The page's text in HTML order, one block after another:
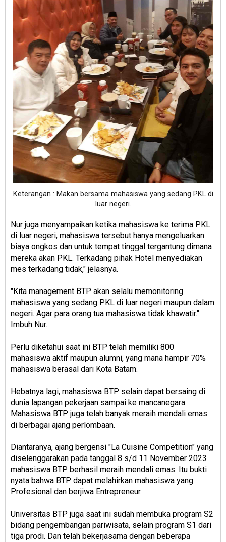
Keterangan : Makan bersama mahasiswa yang sedang PKL di
luar negeri.
Nur juga menyampaikan ketika mahasiswa ke terima PKL
di luar negeri, mahasiswa tersebut hanya mengeluarkan
biaya ongkos dan untuk tempat tinggal tergantung dimana
mereka akan PKL. Terkadang pihak Hotel menyediakan
mes terkadang tidak," jelasnya.
"Kita management BTP akan selalu memonitoring
mahasiswa yang sedang PKL di luar negeri maupun dalam
negeri. Agar para orang tua mahasiswa tidak khawatir."
Imbuh Nur.
Perlu diketahui saat ini BTP telah memiliki 800
mahasiswa aktif maupun alumni, yang mana hampir 70%
mahasiswa berasal dari Kota Batam.
Hebatnya lagi, mahasiswa BTP selain dapat bersaing di
dunia lapangan pekerjaan sampai ke mancanegara.
Mahasiswa BTP juga telah banyak meraih mendali emas
di berbagai ajang perlombaan.
Diantaranya, ajang bergensi "La Cuisine Competition" yang
diselenggarakan pada tanggal 8 s/d 11 November 2023
mahasiswa BTP berhasil meraih mendali emas. Itu bukti
nyata bahwa BTP dapat melahirkan mahasiswa yang
Profesional dan berjiwa Entrepreneur.
Universitas BTP juga saat ini sudah membuka program S2
bidang pengembangan pariwisata, selain program S1 dari
tiga prodi. Dan telah bekerjasama dengan beberapa